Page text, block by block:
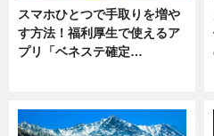
スマホひとつで手取りを増や
す方法！福利厚生で使えるア
プリ「ベネステ確定…